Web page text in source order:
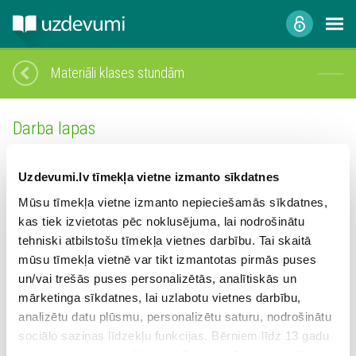
Uzdevumi.lv tīmekļa vietne izmanto sīkdatnes
Mūsu tīmekļa vietne izmanto nepieciešamās sīkdatnes,
kas tiek izvietotas pēc noklusējuma, lai nodrošinātu
tehniski atbilstošu tīmekļa vietnes darbību. Tai skaitā
mūsu tīmekļa vietnē var tikt izmantotas pirmās puses
un/vai trešās puses personalizētās, analītiskās un
mārketinga sīkdatnes, lai uzlabotu vietnes darbību,
analizētu datu plūsmu, personalizētu saturu, nodrošinātu
sociālo saziņas līdzekļu funkcijas. Bērniem līdz 13 gadu
Materiāli klases stundām
Darba lapas
1.
Motivējoši plakāti
2.
Praktiski un izzinoši! Darba lapas skolēnam
3. Gatavošanās eksāmeniem! Padomi skolēniem
4.
Skolēnu pašizaugsme
Materiāli skolotājiem